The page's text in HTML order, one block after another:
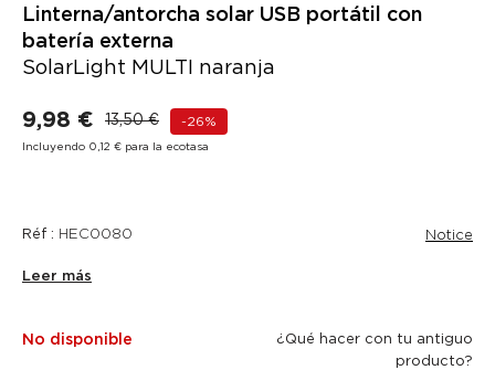
Linterna/antorcha solar USB portátil con
batería externa
SolarLight MULTI naranja
9,98 € 13,50 € -26%
Incluyendo 0,12 € para la ecotasa
Réf : HEC0080 Notice
Leer más
No disponible
¿Qué hacer con tu antiguo
producto?